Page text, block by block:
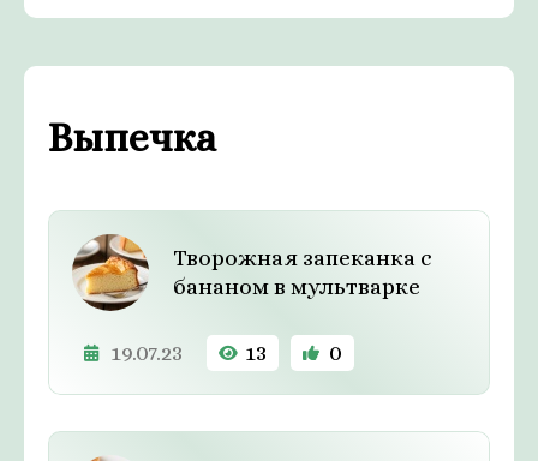
Выпечка
Творожная запеканка с
бананом в мультварке
19.07.23 13 0